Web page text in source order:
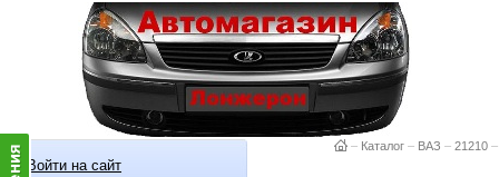
Войти на сайт
– Каталог – ВАЗ – 21210 –